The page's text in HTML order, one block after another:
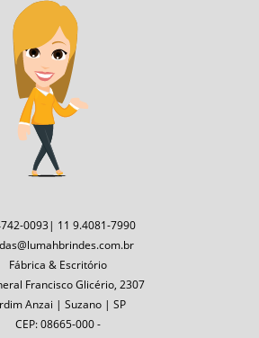
0093| 11 9.4081-7990
Fábrica & Escritório
Francisco Glicério, 2307
Anzai | Suzano | SP
CEP: 08665-000 -